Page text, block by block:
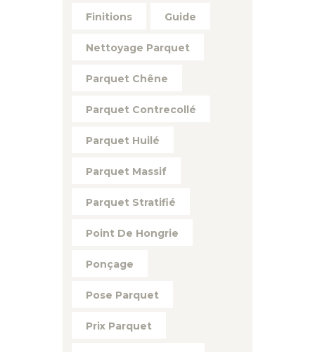
Finitions Guide
Nettoyage Parquet
Parquet Chêne
Parquet Contrecollé
Parquet Huilé
Parquet Massif
Parquet Stratifié
Point De Hongrie
Ponçage
Pose Parquet
Prix Parquet